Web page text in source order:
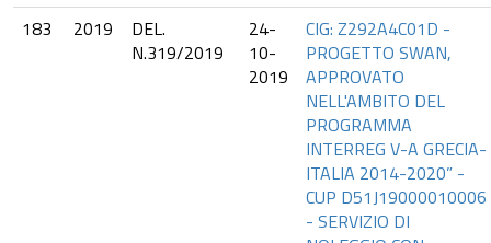
183
2019
DEL.
N.319/2019
24-
10-
2019
CIG: Z292A4C01D -
PROGETTO SWAN,
APPROVATO
NELL'AMBITO DEL
PROGRAMMA
INTERREG V-A GRECIA-
ITALIA 2014-2020” -
CUP D51J19000010006
- SERVIZIO DI